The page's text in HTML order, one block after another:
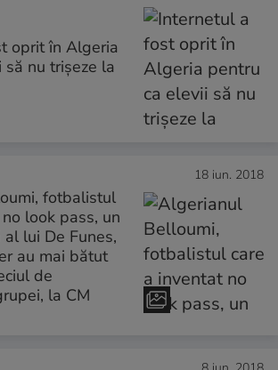
oprit în Algeria
nu trișeze la
18 iun. 2018
fotbalistul
look pass, un
lui De Funes,
au mai bătut
de
la CM